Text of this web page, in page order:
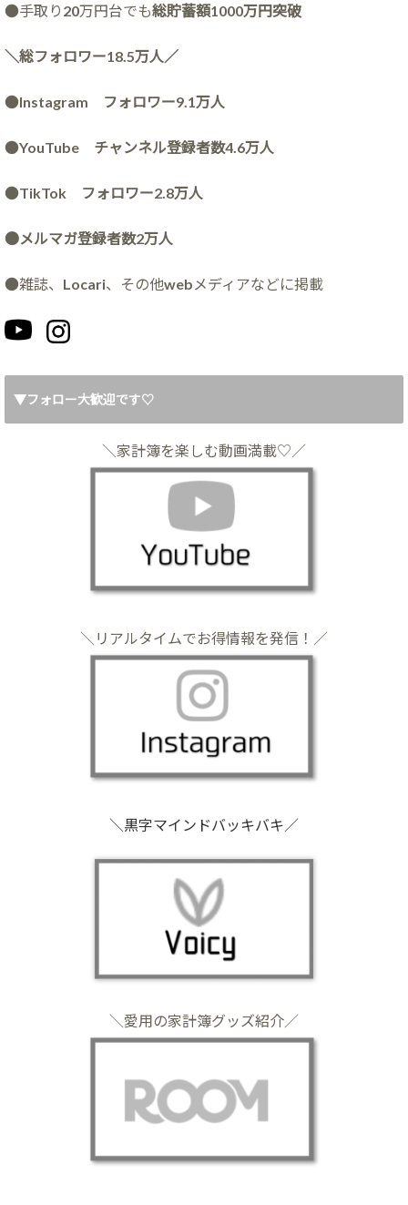
●手取り20万円台でも総貯蓄額1000万円突破
＼総フォロワー18.5万人／
●Instagram フォロワー9.1万人
●YouTube チャンネル登録者数4.6万人
●TikTok フォロワー2.8万人
●メルマガ登録者数2万人
●雑誌、Locari、その他webメディアなどに掲載
▼フォロー大歓迎です♡
＼家計簿を楽しむ動画満載♡／
＼リアルタイムでお得情報を発信！／
＼黒字マインドバッキバキ／
＼愛用の家計簿グッズ紹介／